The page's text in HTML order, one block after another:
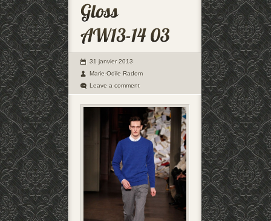
31 janvier 2013
Marie-Odile Radom
Leave a comment